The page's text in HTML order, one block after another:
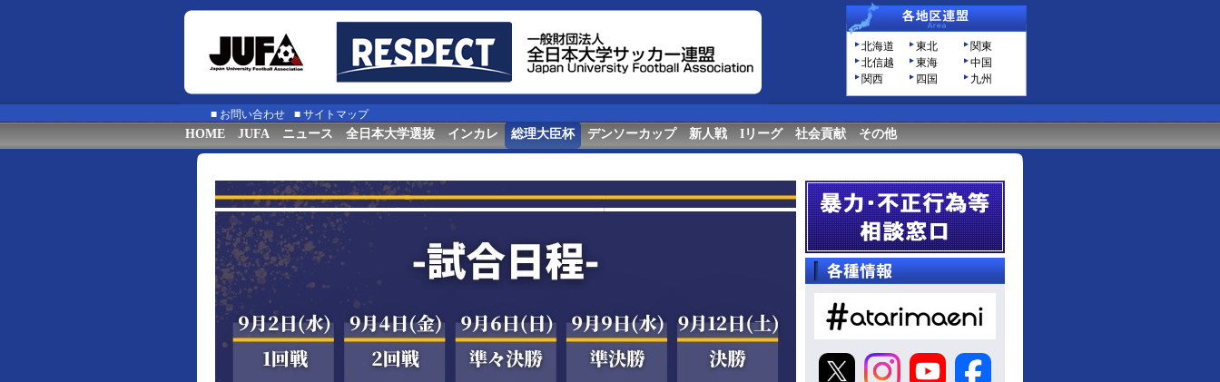
北海道 東北
関東
北信越
東海
中国
関西
四国 九州
■ お問い合わせ ■ サイトマップ
HOME JUFA ニュース 全日本大学選抜 インカレ 総理大臣杯 デンソーカップ 新人戦 Iリーグ 社会貢献 その他